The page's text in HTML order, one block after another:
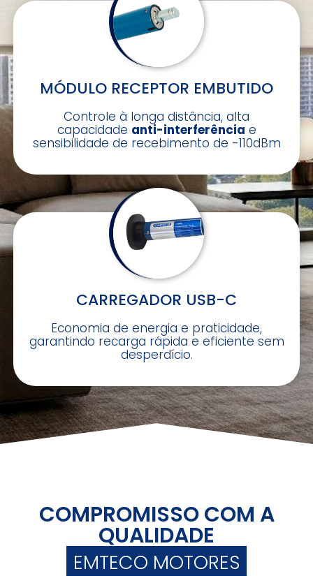
MÓDULO RECEPTOR EMBUTIDO
Controle à longa distância, alta
capacidade anti-interferência e
sensibilidade de recebimento de -110dBm
CARREGADOR USB-C
Economia de energia e praticidade,
garantindo recarga rápida e eficiente sem
desperdício.
COMPROMISSO COM A
QUALIDADE
EMTECO MOTORES